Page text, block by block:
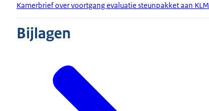
Kamerbrief over voortgang evaluatie steunpakket aan KLM
Bijlagen